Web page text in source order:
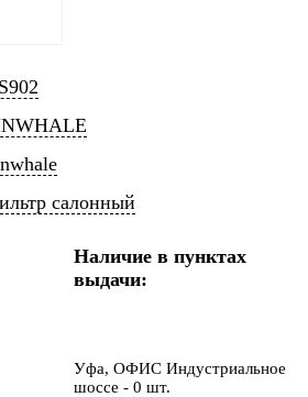
салонный
Наличие в пунктах
выдачи:
Уфа, ОФИС Индустриальное
шоссе - 0 шт.